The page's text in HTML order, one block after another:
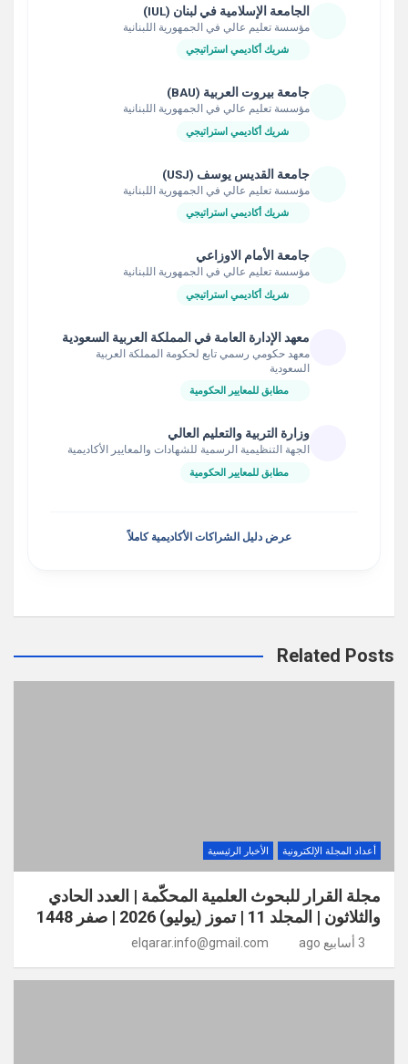
الجامعة الإسلامية في لبنان (IUL)
مؤسسة تعليم عالي في الجمهورية اللبنانية
شريك أكاديمي استراتيجي
جامعة بيروت العربية (BAU)
مؤسسة تعليم عالي في الجمهورية اللبنانية
شريك أكاديمي استراتيجي
جامعة القديس يوسف (USJ)
مؤسسة تعليم عالي في الجمهورية اللبنانية
شريك أكاديمي استراتيجي
جامعة الأمام الاوزاعي
مؤسسة تعليم عالي في الجمهورية اللبنانية
شريك أكاديمي استراتيجي
معهد الإدارة العامة في المملكة العربية السعودية
معهد حكومي رسمي تابع لحكومة المملكة العربية
السعودية
مطابق للمعايير الحكومية
وزارة التربية والتعليم العالي
الجهة التنظيمية الرسمية للشهادات والمعايير الأكاديمية
مطابق للمعايير الحكومية
عرض دليل الشراكات الأكاديمية كاملاً
Related Posts
أعداد المجلة الإلكترونية الأخبار الرئيسية
مجلة القرار للبحوث العلمية المحكّمة | العدد الحادي
والثلاثون | المجلد 11 | تموز (يوليو) 2026 | صفر 1448
3 أسابيع ago elqarar.info@gmail.com